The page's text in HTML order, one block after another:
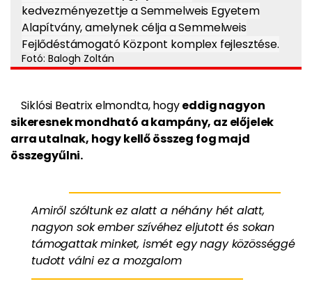
kedvezményezettje a Semmelweis Egyetem
Alapítvány, amelynek célja a Semmelweis
Fejlődéstámogató Központ komplex fejlesztése.
Fotó: Balogh Zoltán
Siklósi Beatrix elmondta, hogyeddig nagyon
sikeresnek mondható a kampány, az előjelek
arra utalnak, hogy kellő összeg fog majd
összegyűlni.
Amiről szóltunk ez alatt a néhány hét alatt,
nagyon sok ember szívéhez eljutott és sokan
támogattak minket, ismét egy nagy közösséggé
tudott válni ez a mozgalom